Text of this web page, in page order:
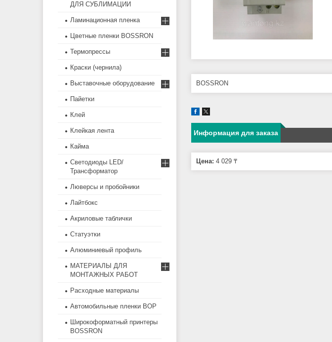
BOSSRON
Информация для заказа
Цена: 4 029 ₸
ДЛЯ СУБЛИМАЦИИ
Ламинационная пленка
Цветные пленки BOSSRON
Термопрессы
Краски (чернила)
Выставочные оборудование
Пайетки
Клей
Клейкая лента
Кайма
Светодиоды LED/
Трансформатор
Люверсы и пробойники
Лайтбокс
Акриловые таблички
Статуэтки
Алюминиевый профиль
МАТЕРИАЛЫ ДЛЯ
МОНТАЖНЫХ РАБОТ
Расходные материалы
Автомобильные пленки BOP
Широкоформатный принтеры
BOSSRON